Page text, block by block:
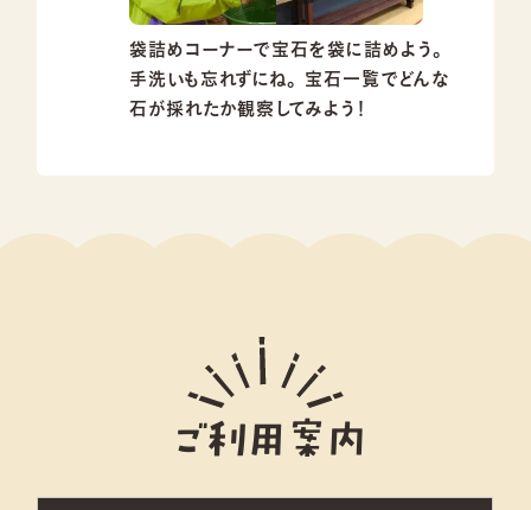
袋詰めコーナーで宝石を袋に詰めよう。
手洗いも忘れずにね。
宝石一覧でどんな
石が採れたか観察してみよう！
ご利用案内